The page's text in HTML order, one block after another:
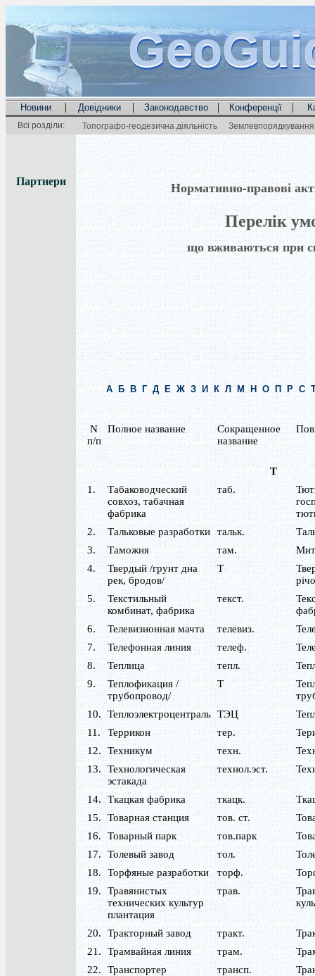
Новини | Довідники | Законодавство | Конференції |
Всі розділи: Топографо-геодезична діяльність
Партнери Нормативно-правові
Перелік
що вживаються при
А Б В Г Д Е Ж З И К Л М Н О П Р С
N
п/п
Полное название
Сокращенное
название
Т
1.
Табаководческий
совхоз, табачная
фабрика
таб.
2.
Тальковые разработки тальк.
3.
Таможня там.
4.
Твердый /грунт дна
рек, бродов/
Т
5.
Текстильный
комбинат, фабрика
текст.
6.
Телевизионная мачта телевиз.
7.
Телефонная линия телеф.
8.
Теплица тепл.
9.
Теплофикация /
трубопровод/
Т
10.
Теплоэлектроцентраль ТЭЦ
11.
Террикон тер.
12.
Техникум техн.
13.
Технологическая
эстакада
технол.эст.
14. Ткацкая фабрика ткацк.
15.
Товарная станция тов. ст.
16.
Товарный парк тов.парк
17.
Толевый завод тол.
18.
Торфяные разработки торф.
19.
Травянистых
технических культур
плантация
трав.
20. Тракторный завод тракт.
21.
Трамвайная линия трам.
22.
Транспортер трансп.